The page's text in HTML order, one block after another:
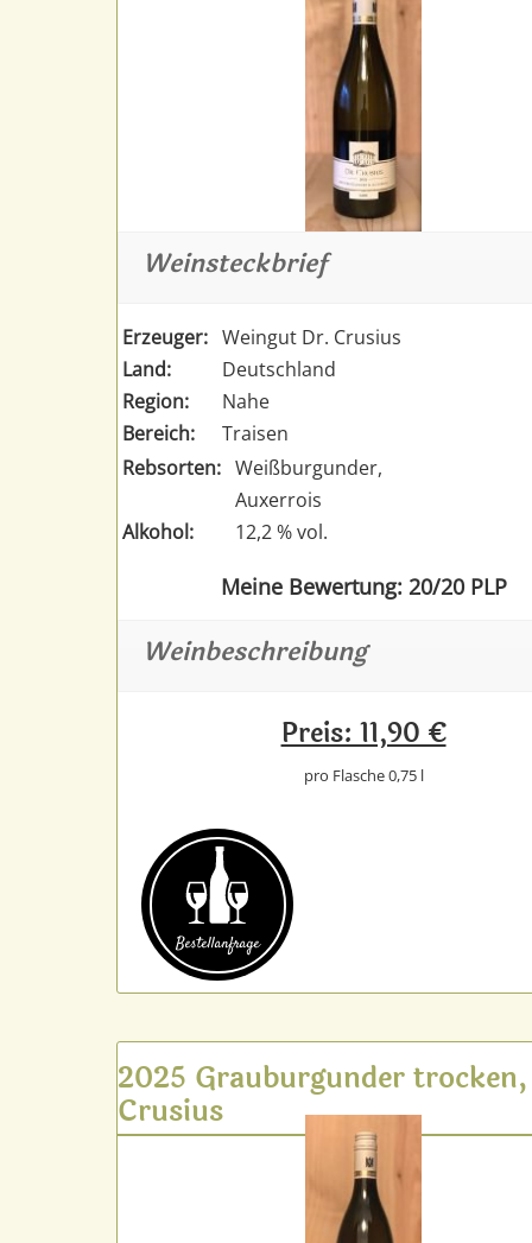
Weinsteckbrief
Erzeuger: Weingut Dr. Crusius
Land:
Deutschland
Region:
Nahe
Bereich:
Traisen
Rebsorten: Weißburgunder,
Auxerrois
Alkohol:
12,2 % vol.
Meine Bewertung: 20/20 PLP
Weinbeschreibung
Preis: 11,90 €
pro Flasche 0,75 l
Bestell­anfrage
2025 Grauburgunder
Crusius